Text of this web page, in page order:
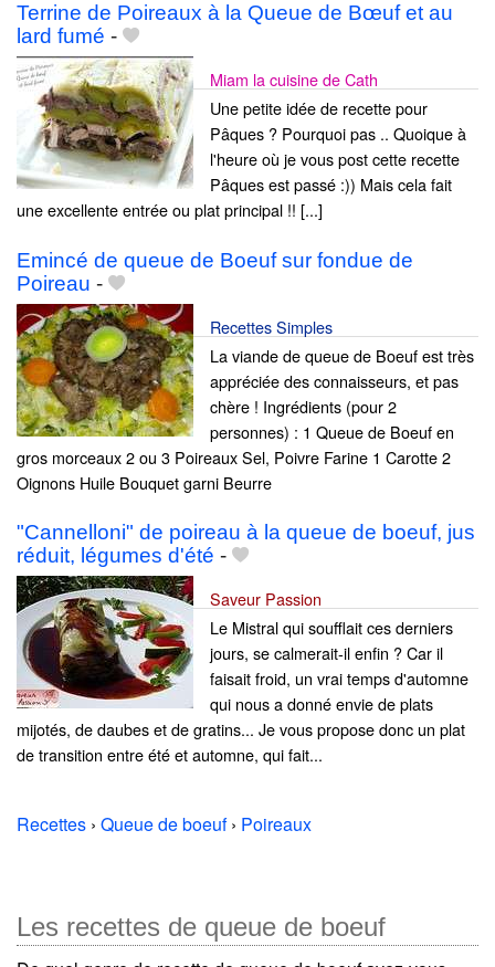
Terrine de Poireaux à la Queue de Bœuf et au
lard fumé -
Miam la cuisine de Cath
Une petite idée de recette pour
Pâques ? Pourquoi pas .. Quoique à
l'heure où je vous post cette recette
Pâques est passé :)) Mais cela fait
une excellente entrée ou plat principal !! [...]
Emincé de queue de Boeuf sur fondue de
Poireau -
Recettes Simples
La viande de queue de Boeuf est très
appréciée des connaisseurs, et pas
chère ! Ingrédients (pour 2
personnes) : 1 Queue de Boeuf en
gros morceaux 2 ou 3 Poireaux Sel, Poivre Farine 1 Carotte 2
Oignons Huile Bouquet garni Beurre
"Cannelloni" de poireau à la queue de boeuf, jus
réduit, légumes d'été -
Saveur Passion
Le Mistral qui soufflait ces derniers
jours, se calmerait-il enfin ? Car il
faisait froid, un vrai temps d'automne
qui nous a donné envie de plats
mijotés, de daubes et de gratins... Je vous propose donc un plat
de transition entre été et automne, qui fait...
Recettes › Queue de boeuf › Poireaux
Les recettes de queue de boeuf